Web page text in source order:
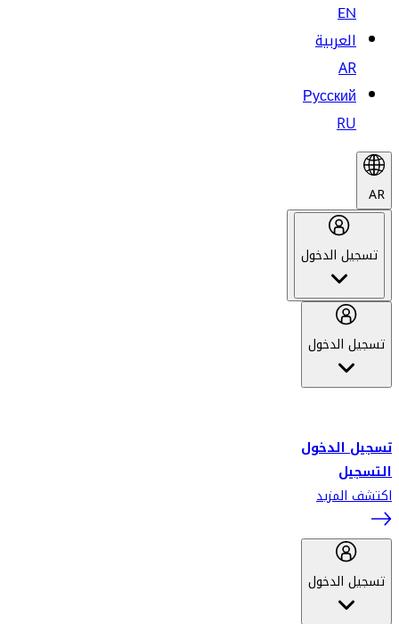
EN
العربية
AR
Русский
RU
AR
تسجيل الدخول
تسجيل الدخول
تسجيل الدخول
التسجيل
اكتشف المزيد
تسجيل الدخول